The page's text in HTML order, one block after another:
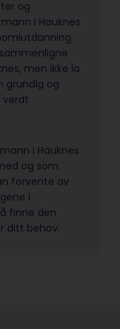
og
i Hauknes
men ikke la
grundig og
i Hauknes
og som
forvente av
i
finne den
ditt behov.